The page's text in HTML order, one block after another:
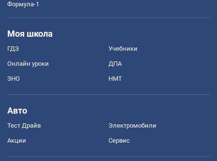
Формула-1
Моя школа
ГДЗ Учебники
Онлайн уроки ДПА
ЗНО НМТ
Авто
Тест Драйв Электромобили
Акции Сервис